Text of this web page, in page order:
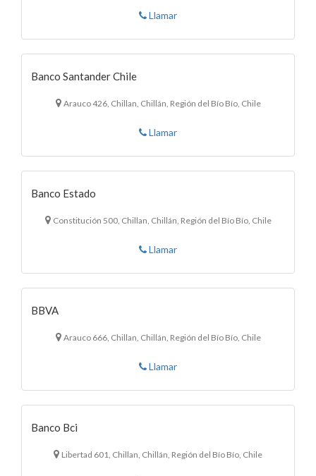
Llamar
Banco Santander Chile
Arauco 426, Chillan, Chillán, Región del Bío Bío, Chile
Llamar
Banco Estado
Constitución 500, Chillan, Chillán, Región del Bío Bío, Chile
Llamar
BBVA
Arauco 666, Chillan, Chillán, Región del Bío Bío, Chile
Llamar
Banco Bci
Libertad 601, Chillan, Chillán, Región del Bío Bío, Chile